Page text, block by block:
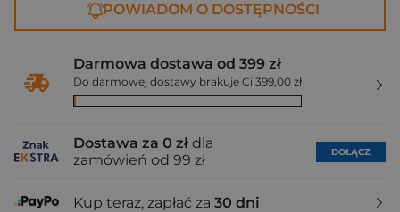
POWIADOM O DOSTĘPNOŚCI
Darmowa dostawa od 399 zł
Do darmowej dostawy brakuje Ci 399,00 zł
Dostawa za 0 zł dla
zamówień od 99 zł
DOŁĄCZ
Kup teraz, zapłać za 30 dni